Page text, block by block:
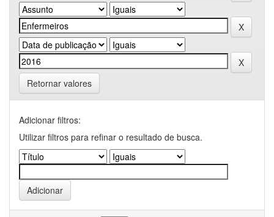
Retornar valores
Adicionar filtros:
Utilizar filtros para refinar o resultado de busca.